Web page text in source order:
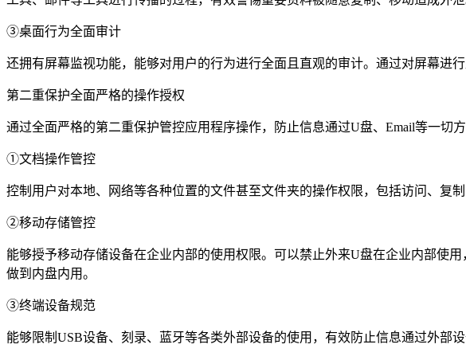
③桌面行为全面审计
还拥有屏幕监视功能，能够对用户的行为进行全面且直观的审计。通过对屏幕进
第二重保护全面严格的操作授权
通过全面严格的第二重保护管控应用程序操作，防止信息通过U盘、Email等一切
①文档操作管控
控制用户对本地、网络等各种位置的文件甚至文件夹的操作权限，包括访问、复
②移动存储管控
能够授予移动存储设备在企业内部的使用权限。可以禁止外来U盘在企业内部使
做到内盘内用。
③终端设备规范
能够限制USB设备、刻录、蓝牙等各类外部设备的使用，有效防止信息通过外部设